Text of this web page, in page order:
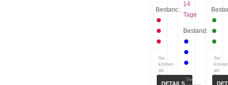
Bestand:
Sie
können
als
Gast
(bzw.
DETAILS
14
Tage
Bestand:
Sie
Sie
als
Gast
(bzw.